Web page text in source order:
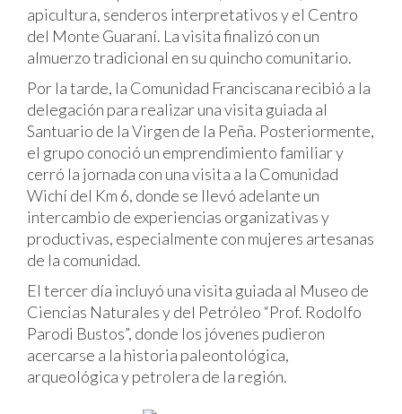
apicultura, senderos interpretativos y el Centro
del Monte Guaraní. La visita finalizó con un
almuerzo tradicional en su quincho comunitario.
Por la tarde, la Comunidad Franciscana recibió a la
delegación para realizar una visita guiada al
Santuario de la Virgen de la Peña. Posteriormente,
el grupo conoció un emprendimiento familiar y
cerró la jornada con una visita a la Comunidad
Wichí del Km 6, donde se llevó adelante un
intercambio de experiencias organizativas y
productivas, especialmente con mujeres artesanas
de la comunidad.
El tercer día incluyó una visita guiada al Museo de
Ciencias Naturales y del Petróleo “Prof. Rodolfo
Parodi Bustos”, donde los jóvenes pudieron
acercarse a la historia paleontológica,
arqueológica y petrolera de la región.